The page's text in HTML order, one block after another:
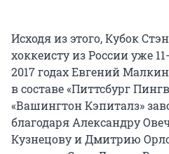
Исходя из этого, Кубок
хоккеисту из России уже
2017 годах Евгений
в составе «Питтсбург
«Вашингтон Кэпиталз»
благодаря Александру
Кузнецову и Дмитрию